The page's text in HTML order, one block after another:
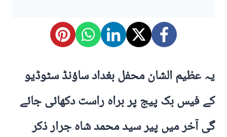
یہ عظیم الشان محفل بغداد ساؤنڈ سٹوڈیو
کے فیس بک پیج پر براہ راست دکھائی جائے
گی آخر میں پیر سید محمد شاہ جرار ذکر